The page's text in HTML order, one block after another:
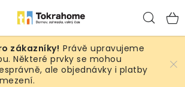
Právě upravujeme
Některé prvky se mohou
ale objednávky i platby